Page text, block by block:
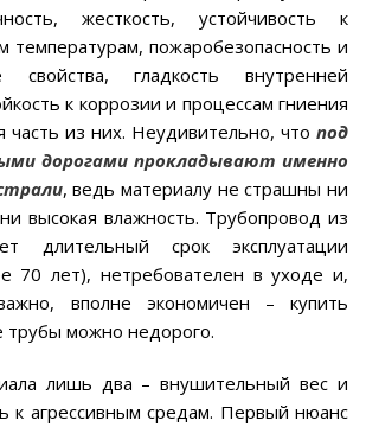
жесткость, устойчивость к
температурам, пожаробезопасность и
свойства, гладкость внутренней
к коррозии и процессам гниения
часть из них. Неудивительно, что под
дорогами прокладывают именно
, ведь материалу не страшны ни
высокая влажность. Трубопровод из
длительный срок эксплуатации
70 лет), нетребователен в уходе и,
вполне экономичен – купить
можно недорого.
лишь два – внушительный вес и
к агрессивным средам. Первый нюанс